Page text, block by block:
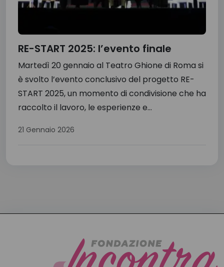
RE-START 2025: l’evento finale
Martedì 20 gennaio al Teatro Ghione di Roma si
è svolto l’evento conclusivo del progetto RE-
START 2025, un momento di condivisione che ha
raccolto il lavoro, le esperienze e...
21 Gennaio 2026